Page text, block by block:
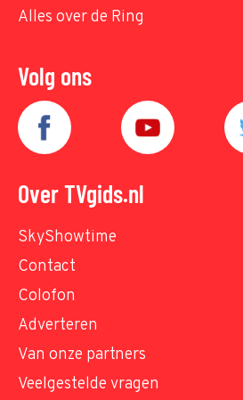
Alles over de Ring
Volg ons
Over TVgids.nl
SkyShowtime
Contact
Colofon
Adverteren
Van onze partners
Veelgestelde vragen